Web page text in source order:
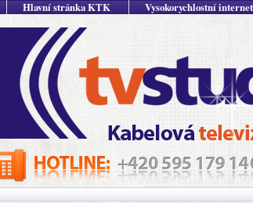
Hlavní stránka KTK Vysokorychlostní internet